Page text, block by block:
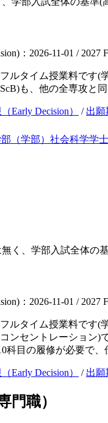
：2026-11-01 / 2027
ルタイム授業料です(
も、他の全専攻と
Early Decision） / 出願
（学部） 社会科学学士
く、学部入試全体の
：2026-11-01 / 2027
ルタイム授業料です
ンセントレーション)
科目の履修が必要で
Early Decision） / 出願
門職）